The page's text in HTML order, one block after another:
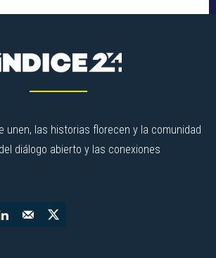
unen, las historias florecen y la comunidad
diálogo abierto y las conexiones